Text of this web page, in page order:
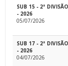
SUB 15 - 2ª DIVISÃO
- 2026
05/07/2026
SUB 17 - 2ª DIVISÃO
- 2026
04/07/2026